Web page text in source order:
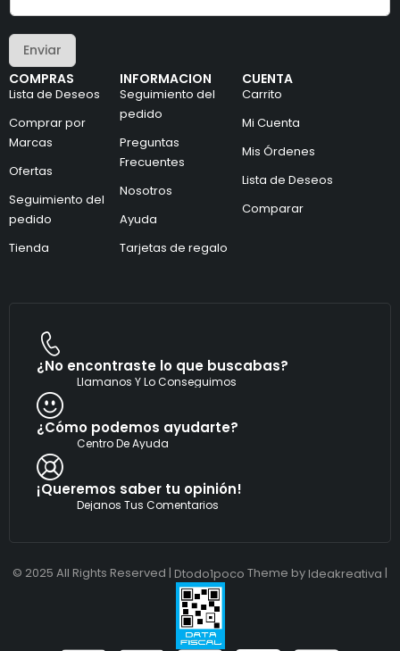
COMPRAS
Lista de Deseos
Comprar por
Marcas
Ofertas
Seguimiento del
pedido
Tienda
INFORMACION
Seguimiento del
pedido
Preguntas
Frecuentes
Nosotros
Ayuda
Tarjetas de regalo
CUENTA
Carrito
Mi Cuenta
Mis Órdenes
Lista de Deseos
Comparar
r
o
l
e
c
t
r
ó
i
c
o
e
e
e
e
l
e
t
r
n
c
o
Enviar
¿No encontraste lo que buscabas?
Llamanos Y Lo Conseguimos
¿Cómo podemos ayudarte?
Centro De Ayuda
¡Queremos saber tu opinión!
Dejanos Tus Comentarios
© 2025 All Rights Reserved | Dtodo1poco Theme by Ideakreativa |